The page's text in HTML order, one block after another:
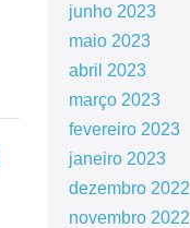
junho 2023
maio 2023
abril 2023
março 2023
fevereiro 2023
janeiro 2023
dezembro 2022
novembro 2022